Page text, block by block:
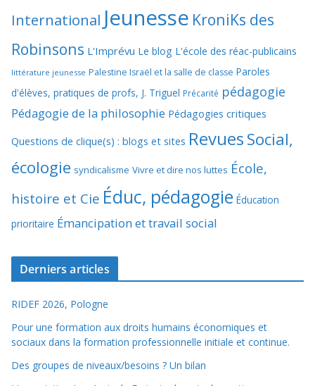
International Jeunesse KroniKs des
Robinsons L'Imprévu Le blog L'école des réac-publicains
littérature jeunesse Palestine Israël et la salle de classe Paroles
d'élèves, pratiques de profs, J. Triguel Précarité pédagogie
Pédagogie de la philosophie Pédagogies critiques
Questions de clique(s) : blogs et sites RevuesSocial,
écologie syndicalisme Vivre et dire nos luttes École,
histoire et Cie Éduc, pédagogie Éducation
prioritaire Émancipation et travail social
Derniers articles
RIDEF 2026, Pologne
Pour une formation aux droits humains économiques et
sociaux dans la formation professionnelle initiale et continue.
Des groupes de niveaux/besoins ? Un bilan